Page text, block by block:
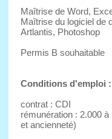
Maîtrise de Word,
Maîtrise du logiciel de
Artlantis, Photoshop
Permis B souhaitable
Conditions d'emploi :
contrat : CDI
rémunération : 2.000
et ancienneté)